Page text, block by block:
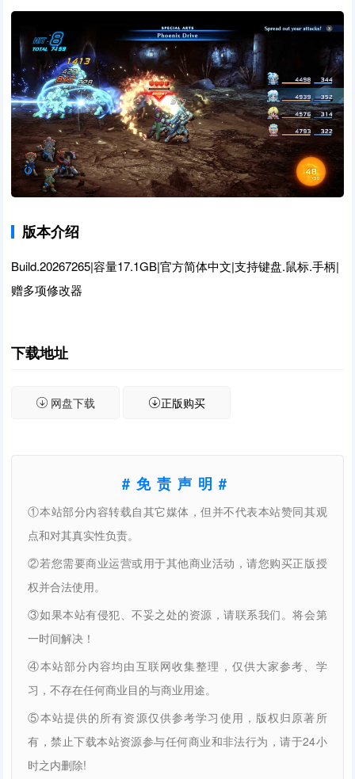
版本介绍
Build.20267265|容量17.1GB|官方简体中文|支持键盘.鼠标.手柄|
赠多项修改器
下载地址
网盘下载 正版购买
#免责声明#
①本站部分内容转载自其它媒体，但并不代表本站赞同其观
点和对其真实性负责。
②若您需要商业运营或用于其他商业活动，请您购买正版授
权并合法使用。
③如果本站有侵犯、不妥之处的资源，请联系我们。将会第
一时间解决！
④本站部分内容均由互联网收集整理，仅供大家参考、学
习，不存在任何商业目的与商业用途。
⑤本站提供的所有资源仅供参考学习使用，版权归原著所
有，禁止下载本站资源参与任何商业和非法行为，请于24小
时之内删除!